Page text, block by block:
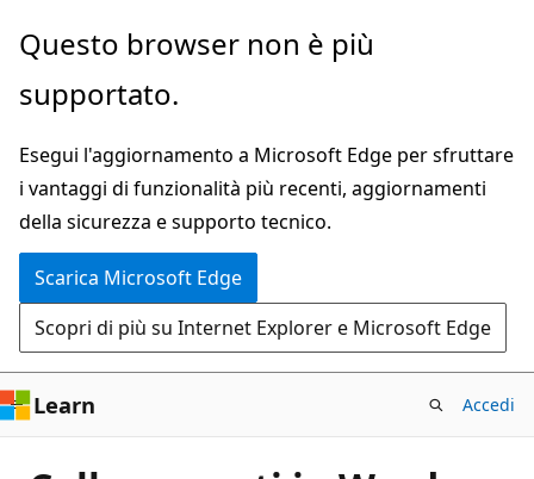
Ignora
passa
contenuto
principale
Questo browser non è più
supportato.
Esegui l'aggiornamento a Microsoft Edge per sfruttare
i vantaggi di funzionalità più recenti, aggiornamenti
della sicurezza e supporto tecnico.
Scarica Microsoft Edge
Scopri di più su Internet Explorer e Microsoft Edge
Learn Accedi